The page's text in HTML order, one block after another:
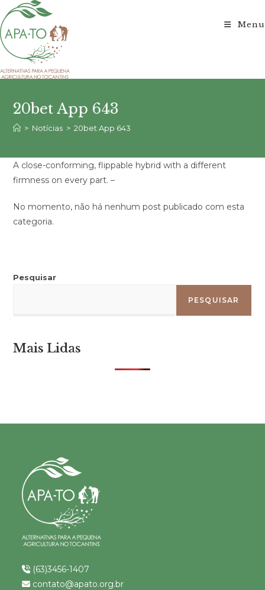
para
o
conteúdo
Menu
20bet App 643
> Notícias > 20bet App 643
A close-conforming, flippable hybrid with a different
firmness on every part. –
No momento, não há nenhum post publicado com esta
categoria.
Pesquisar
PESQUISAR
Mais Lidas
(63)3456-1407
contato@apato.org.br